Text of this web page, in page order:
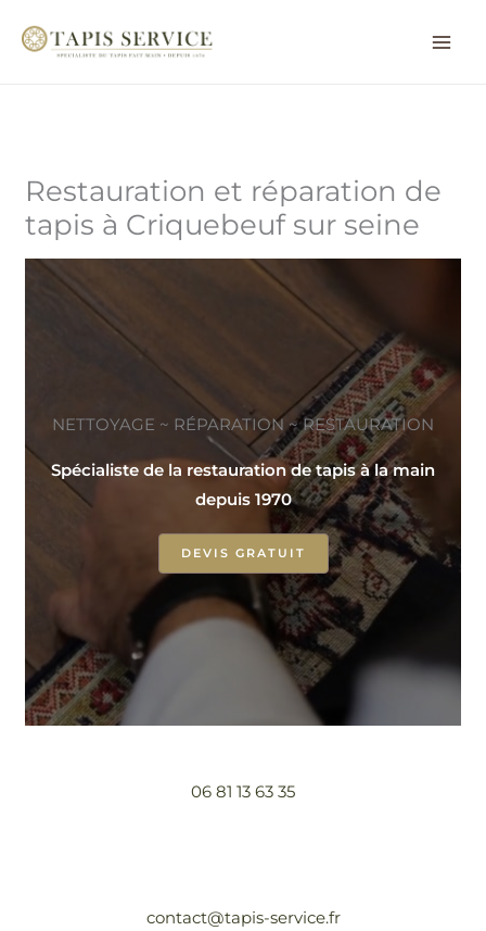
Restauration et réparation de
tapis à Criquebeuf sur seine
NETTOYAGE ~ RÉPARATION ~ RESTAURATION
Spécialiste de la restauration de tapis à la main
depuis 1970
DEVIS GRATUIT
06 81 13 63 35
contact@tapis-service.fr